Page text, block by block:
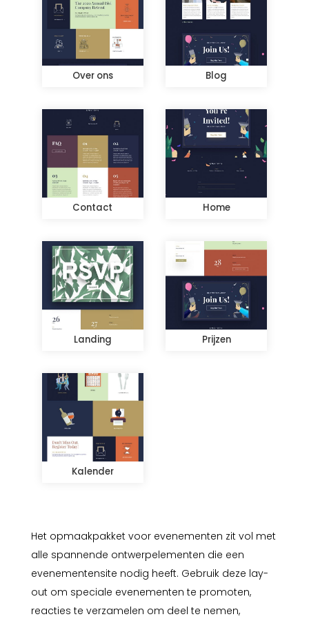
Het opmaakpakket voor evenementen zit vol met
alle spannende ontwerpelementen die een
evenementensite nodig heeft. Gebruik deze lay-
out om speciale evenementen te promoten,
reacties te verzamelen om deel te nemen,
Over ons Blog
Contact Home
Landing Prijzen
Kalender